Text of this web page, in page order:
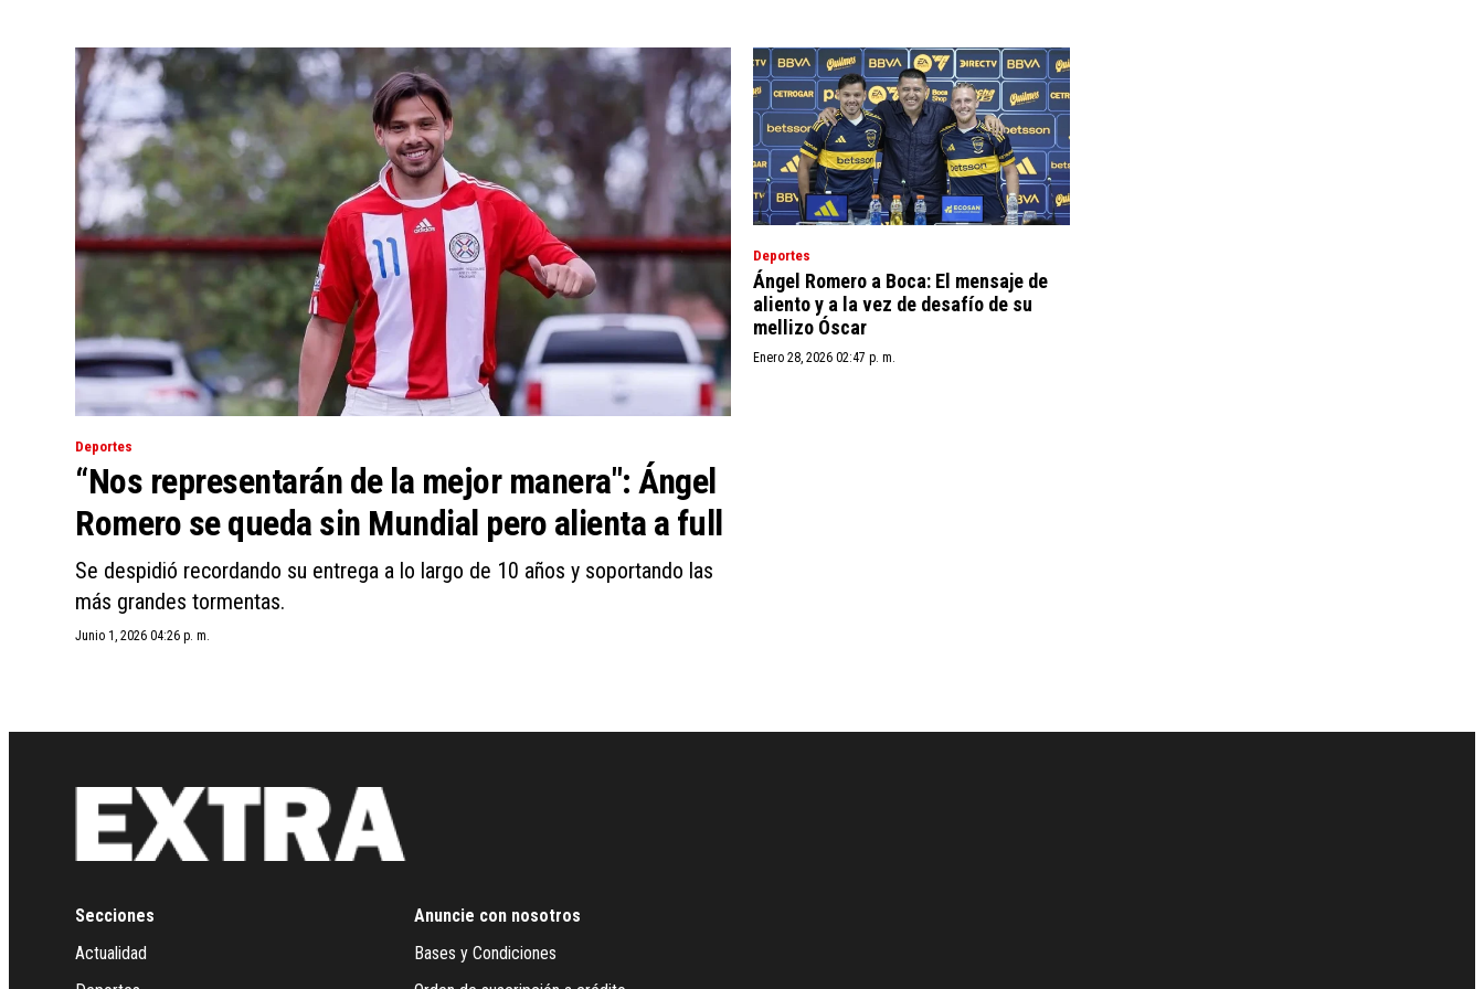
Deportes
“Nos representarán de la mejor manera": Ángel
Romero se queda sin Mundial pero alienta a full
Se despidió recordando su entrega a lo largo de 10 años y soportando las
más grandes tormentas.
Junio 1, 2026 04:26 p. m.
Deportes
Ángel Romero a Boca: El mensaje de
aliento y a la vez de desafío de su
mellizo Óscar
Enero 28, 2026 02:47 p. m.
Secciones
Actualidad
Anuncie con nosotros
Bases y Condiciones